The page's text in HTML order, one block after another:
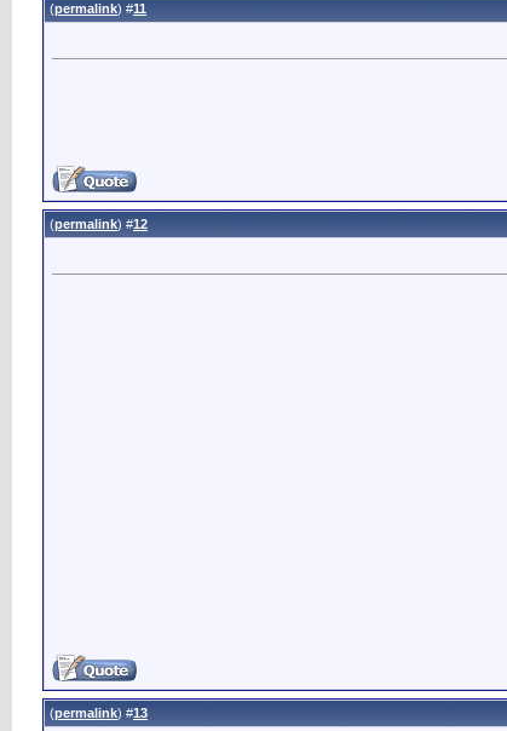
11
(
permalink
)
12
(
permalink
)
13
(
permalink
)